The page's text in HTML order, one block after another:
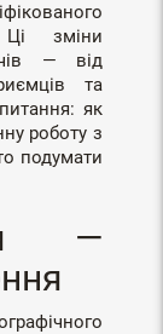
зміни
— від
та
як
роботу з
подумати
—